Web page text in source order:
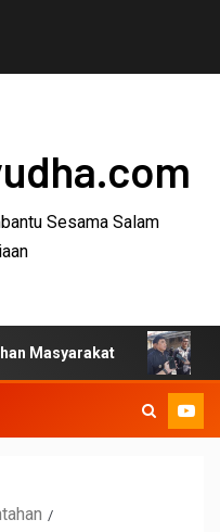
Sesama Salam
Bupati